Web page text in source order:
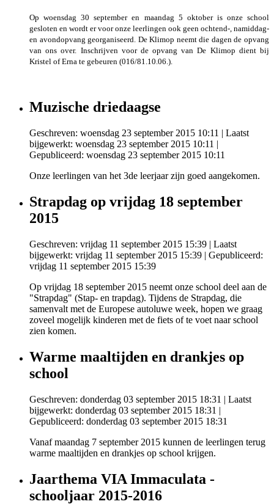
Op woensdag 30 september en maandag 5 oktober is onze school
gesloten en wordt er voor onze leerlingen ook geen ochtend-, namiddag-
en avondopvang georganiseerd. De Klimop neemt die dagen de opvang
van ons over. Inschrijven voor de opvang van De Klimop dient bij
Kristel of Erna te gebeuren (016/81.10.06.).
Muzische driedaagse
Geschreven: woensdag 23 september 2015 10:11 | Laatst
bijgewerkt: woensdag 23 september 2015 10:11 |
Gepubliceerd: woensdag 23 september 2015 10:11
Onze leerlingen van het 3de leerjaar zijn goed aangekomen.
Strapdag op vrijdag 18 september
2015
Geschreven: vrijdag 11 september 2015 15:39 | Laatst
bijgewerkt: vrijdag 11 september 2015 15:39 | Gepubliceerd:
vrijdag 11 september 2015 15:39
Op vrijdag 18 september 2015 neemt onze school deel aan de
"Strapdag" (Stap- en trapdag). Tijdens de Strapdag, die
samenvalt met de Europese autoluwe week, hopen we graag
zoveel mogelijk kinderen met de fiets of te voet naar school
zien komen.
Warme maaltijden en drankjes op
school
Geschreven: donderdag 03 september 2015 18:31 | Laatst
bijgewerkt: donderdag 03 september 2015 18:31 |
Gepubliceerd: donderdag 03 september 2015 18:31
Vanaf maandag 7 september 2015 kunnen de leerlingen terug
warme maaltijden en drankjes op school krijgen.
Jaarthema VIA Immaculata -
schooljaar 2015-2016